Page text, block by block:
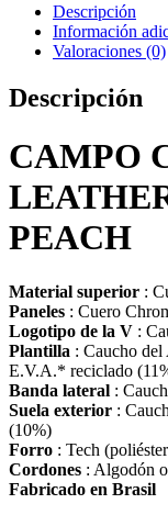
Descripción
Información
Valoraciones (0)
Descripción
CAMPO
PEACH
Material superior :
Paneles : Cuero
Logotipo de la V :
Plantilla : Caucho del
E.V.A.* reciclado
Banda lateral :
Suela exterior :
(10%)
Forro : Tech
Cordones : Algodón
Fabricado en Brasil